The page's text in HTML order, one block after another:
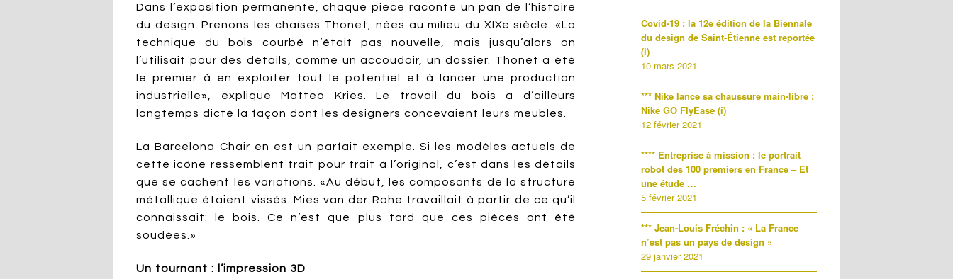
Dans l’exposition permanente, chaque pièce raconte un pan de l’histoire
du design. Prenons les chaises Thonet, nées au milieu du XIXe siècle. «La
technique du bois courbé n’était pas nouvelle, mais jusqu’alors on
l’utilisait pour des détails, comme un accoudoir, un dossier. Thonet a été
le premier à en exploiter tout le potentiel et à lancer une production
industrielle», explique Matteo Kries. Le travail du bois a d’ailleurs
longtemps dicté la façon dont les designers concevaient leurs meubles.
La Barcelona Chair en est un parfait exemple. Si les modèles actuels de
cette icône ressemblent trait pour trait à l’original, c’est dans les détails
que se cachent les variations. «Au début, les composants de la structure
métallique étaient vissés. Mies van der Rohe travaillait à partir de ce qu’il
connaissait: le bois. Ce n’est que plus tard que ces pièces ont été
soudées.»
Un tournant : l’impression 3D
Covid-19 : la 12e édition de la Biennale
du design de Saint-Étienne est reportée
(i)
10 mars 2021
*** Nike lance sa chaussure main-libre :
Nike GO FlyEase (i)
12 février 2021
**** Entreprise à mission : le portrait
robot des 100 premiers en France – Et
une étude …
5 février 2021
*** Jean-Louis Fréchin : « La France
n’est pas un pays de design »
29 janvier 2021